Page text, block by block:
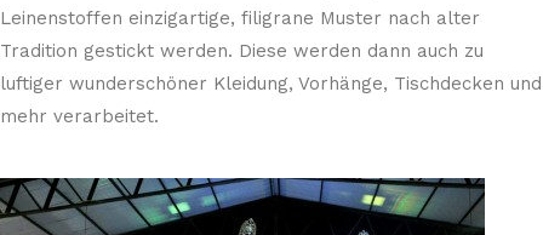
Leinenstoffen einzigartige, filigrane Muster nach alter
Tradition gestickt werden. Diese werden dann auch zu
luftiger wunderschöner Kleidung, Vorhänge, Tischdecken und
mehr verarbeitet.